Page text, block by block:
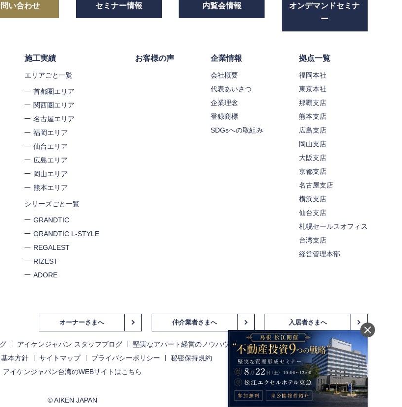
閉じる
い合わせ セミナー情報 内覧会情報
オンデマンドセミナ
ー
施工実績
エリアごと一覧
首都圏エリア
関西圏エリア
名古屋エリア
福岡エリア
仙台エリア
広島エリア
岡山エリア
熊本エリア
シリーズごと一覧
GRANDTIC
GRANDTIC L-STYLE
REGALEST
RIZEST
ADORE
お客様の声 企業情報
会社概要
代表あいさつ
企業理念
登録商標
SDGsへの取組み
拠点一覧
福岡本社
東京本社
那覇支店
熊本支店
広島支店
岡山支店
大阪支店
京都支店
名古屋支店
横浜支店
仙台支店
札幌セールスオフィス
台湾支店
経営管理本部
オーナーさまへ 仲介業者さまへ 入居者さまへ
アイケンジャパン スタッフブログ
堅実なアパート経営のノウハウ
本方針
サイトマップ プライバシーポリシー
秘密保持規約
アイケンジャパン台湾のWEBサイトはこちら
© AIKEN JAPAN